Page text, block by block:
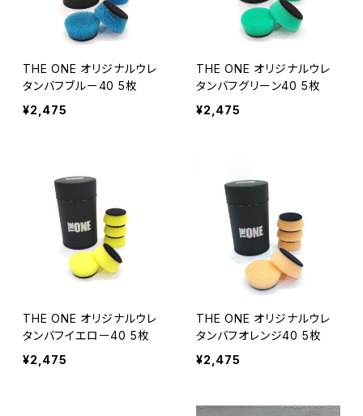
THE ONE オリジナルウレ
タンバフブルー40 5枚
¥2,475
THE ONE オリジナルウレ
タンバフグリーン40 5枚
¥2,475
THE ONE オリジナルウレ
タンバフイエロー40 5枚
¥2,475
THE ONE オリジナルウレ
タンバフオレンジ40 5枚
¥2,475